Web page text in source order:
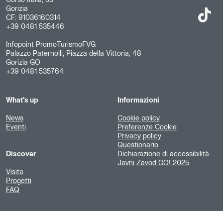
Gorizia
CF: 91036160314
+39 0481 535446
Infopoint PromoTurismoFVG
Palazzo Paternolli, Piazza della Vittoria, 48
Gorizia GO
+39 0481 535764
What's up
News
Eventi
Discover
Visita
Progetti
FAQ
Informazioni
Cookie policy
Preferenze Cookie
Privacy policy
Questionario
Dichiarazione di accessibilità
Javni Zavod GO! 2025